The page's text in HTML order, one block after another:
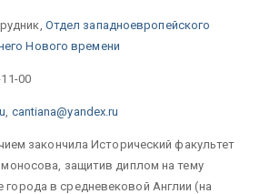
Отдел западноевропейского
Нового времени
00
, cantiana@yandex.ru
закончила Исторический факультет
защитив диплом на тему
в средневековой Англии (на